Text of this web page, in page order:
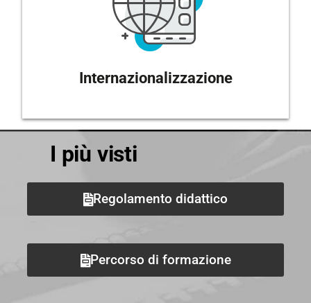
Internazionalizzazione
I più visti
Regolamento didattico
Percorso di formazione